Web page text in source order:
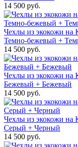
14 500 руб.
Чехлы из экокожи на
Темно-бежевый +
14 500 руб.
Чехлы из экокожи на
Бежевый + Бежевый
14 500 руб.
Чехлы из экокожи на
Серый + Черный
14 500 руб.